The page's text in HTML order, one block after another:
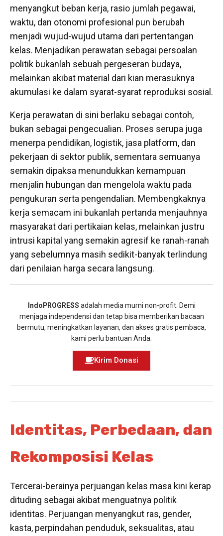
menyangkut beban kerja, rasio jumlah pegawai,
waktu, dan otonomi profesional pun berubah
menjadi wujud-wujud utama dari pertentangan
kelas. Menjadikan perawatan sebagai persoalan
politik bukanlah sebuah pergeseran budaya,
melainkan akibat material dari kian merasuknya
akumulasi ke dalam syarat-syarat reproduksi sosial.
Kerja perawatan di sini berlaku sebagai contoh,
bukan sebagai pengecualian. Proses serupa juga
menerpa pendidikan, logistik, jasa platform, dan
pekerjaan di sektor publik, sementara semuanya
semakin dipaksa menundukkan kemampuan
menjalin hubungan dan mengelola waktu pada
pengukuran serta pengendalian. Membengkaknya
kerja semacam ini bukanlah pertanda menjauhnya
masyarakat dari pertikaian kelas, melainkan justru
intrusi kapital yang semakin agresif ke ranah-ranah
yang sebelumnya masih sedikit-banyak terlindung
dari penilaian harga secara langsung.
IndoPROGRESS adalah media murni non-profit. Demi
menjaga independensi dan tetap bisa memberikan bacaan
bermutu, meningkatkan layanan, dan akses gratis pembaca,
kami perlu bantuan Anda.
Kirim Donasi
Identitas, Perbedaan, dan
Rekomposisi Kelas
Tercerai-berainya perjuangan kelas masa kini kerap
dituding sebagai akibat menguatnya politik
identitas. Perjuangan menyangkut ras, gender,
kasta, perpindahan penduduk, seksualitas, atau